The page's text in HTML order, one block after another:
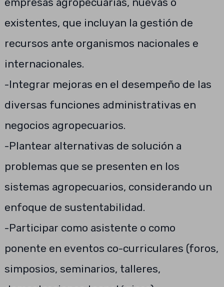
existentes, que incluyan la gestión de
recursos ante organismos nacionales e
internacionales.
-Integrar mejoras en el desempeño de las
diversas funciones administrativas en
negocios agropecuarios.
-Plantear alternativas de solución a
problemas que se presenten en los
sistemas agropecuarios, considerando un
enfoque de sustentabilidad.
-Participar como asistente o como
ponente en eventos co-curriculares (foros,
simposios, seminarios, talleres,